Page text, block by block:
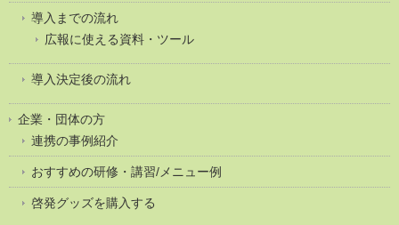
導入までの流れ
広報に使える資料・ツール
導入決定後の流れ
企業・団体の方
連携の事例紹介
おすすめの研修・講習/メニュー例
啓発グッズを購入する